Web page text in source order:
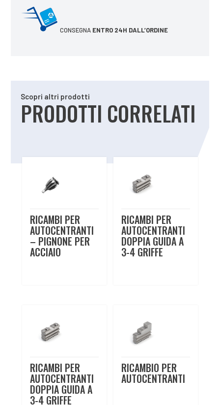
CONSEGNA ENTRO 24H DALL’ORDINE
Scopri altri prodotti
PRODOTTI CORRELATI
RICAMBI PER
AUTOCENTRANTI
– PIGNONE PER
ACCIAIO
RICAMBI PER
AUTOCENTRANTI
DOPPIA GUIDA A
3-4 GRIFFE
RICAMBI PER
AUTOCENTRANTI
DOPPIA GUIDA A
3-4 GRIFFE
RICAMBIO PER
AUTOCENTRANTI